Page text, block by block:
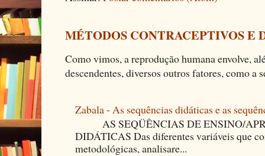
MÉTODOS CONTRACEPTIVOS E
Como vimos, a reprodução humana envolve,
descendentes, diversos outros fatores, como a
Zabala - As sequências didáticas e as
AS SEQÜÊNCIAS DE ENSINO/
DIDÁTICAS Das diferentes variáveis que
metodológicas, analisare...